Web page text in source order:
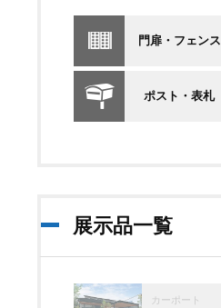
門扉・フェンス
ポスト・表札
展示品一覧
カーポート